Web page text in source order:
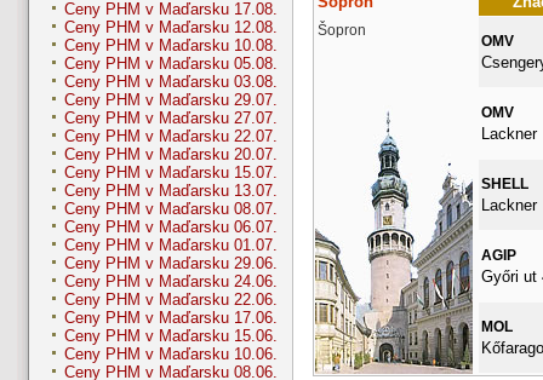
Ceny PHM v Maďarsku 17.08.
Ceny PHM v Maďarsku 12.08.
Ceny PHM v Maďarsku 10.08.
Ceny PHM v Maďarsku 05.08.
Ceny PHM v Maďarsku 03.08.
Ceny PHM v Maďarsku 29.07.
Ceny PHM v Maďarsku 27.07.
Ceny PHM v Maďarsku 22.07.
Ceny PHM v Maďarsku 20.07.
Ceny PHM v Maďarsku 15.07.
Ceny PHM v Maďarsku 13.07.
Ceny PHM v Maďarsku 08.07.
Ceny PHM v Maďarsku 06.07.
Ceny PHM v Maďarsku 01.07.
Ceny PHM v Maďarsku 29.06.
Ceny PHM v Maďarsku 24.06.
Ceny PHM v Maďarsku 22.06.
Ceny PHM v Maďarsku 17.06.
Ceny PHM v Maďarsku 15.06.
Ceny PHM v Maďarsku 10.06.
Ceny PHM v Maďarsku 08.06.
Šopron
OMV
OMV
SHELL
AGIP
Győri ut
MOL